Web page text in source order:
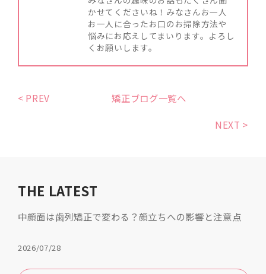
かせてくださいね！みなさんお一人
お一人に合ったお口のお掃除方法や
悩みにお応えしてまいります。よろし
くお願いします。
< PREV 矯正ブログ一覧へ
NEXT >
THE LATEST
中顔面は歯列矯正で変わる？顔立ちへの影響と注意点
2026/07/28